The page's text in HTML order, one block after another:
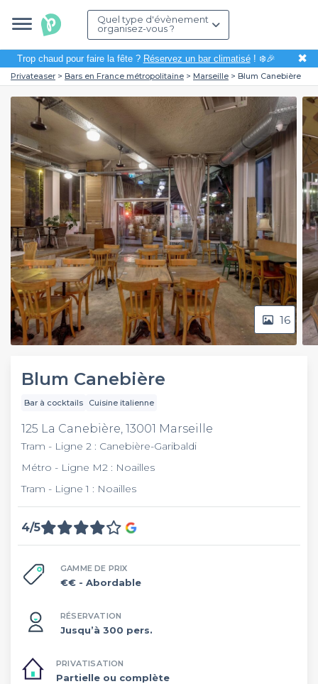
Quel type d'évènement
organisez-vous ?
Trop chaud pour faire la fête ? Réservez un bar climatisé! ❄️🎉 ✖
Privateaser Bars en France métropolitaine Marseille Blum Canebière
16
Blum Canebière
Bar à cocktails Cuisine italienne
125 La Canebière, 13001 Marseille
Tram - Ligne 2 : Canebière-Garibaldi
Métro - Ligne M2 : Noailles
Tram - Ligne 1 : Noailles
4/5
GAMME DE PRIX
€€ - Abordable
RÉSERVATION
Jusqu’à 300 pers.
PRIVATISATION
Partielle ou complète